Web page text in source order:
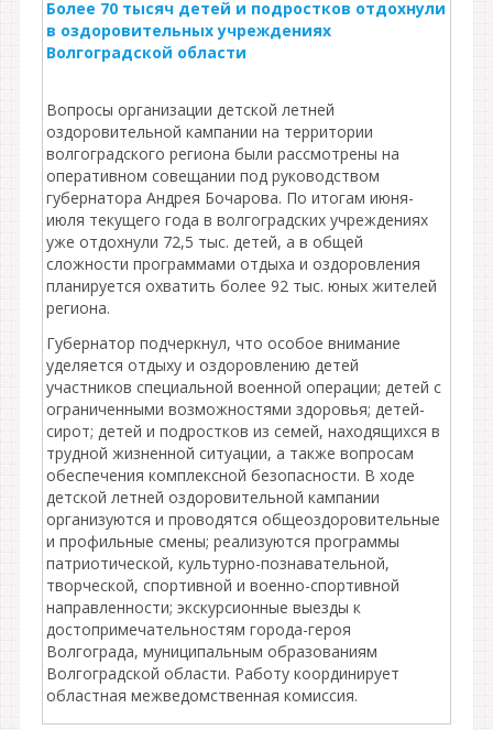
Более 70 тысяч детей и подростков отдохнули
в оздоровительных учреждениях
Волгоградской области
Вопросы организации детской летней
оздоровительной кампании на территории
волгоградского региона были рассмотрены на
оперативном совещании под руководством
губернатора Андрея Бочарова. По итогам июня-
июля текущего года в волгоградских учреждениях
уже отдохнули 72,5 тыс. детей, а в общей
сложности программами отдыха и оздоровления
планируется охватить более 92 тыс. юных жителей
региона.
Губернатор подчеркнул, что особое внимание
уделяется отдыху и оздоровлению детей
участников специальной военной операции; детей с
ограниченными возможностями здоровья; детей-
сирот; детей и подростков из семей, находящихся в
трудной жизненной ситуации, а также вопросам
обеспечения комплексной безопасности. В ходе
детской летней оздоровительной кампании
организуются и проводятся общеоздоровительные
и профильные смены; реализуются программы
патриотической, культурно-познавательной,
творческой, спортивной и военно-спортивной
направленности; экскурсионные выезды к
достопримечательностям города-героя
Волгограда, муниципальным образованиям
Волгоградской области. Работу координирует
областная межведомственная комиссия.